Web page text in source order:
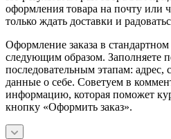
оформления товара на почту или
только ждать доставки и
Оформление заказа в
следующим образом. Заполняете
последовательным этапам: адрес,
данные о себе. Советуем в
информацию, которая поможет
кнопку «Оформить заказ».